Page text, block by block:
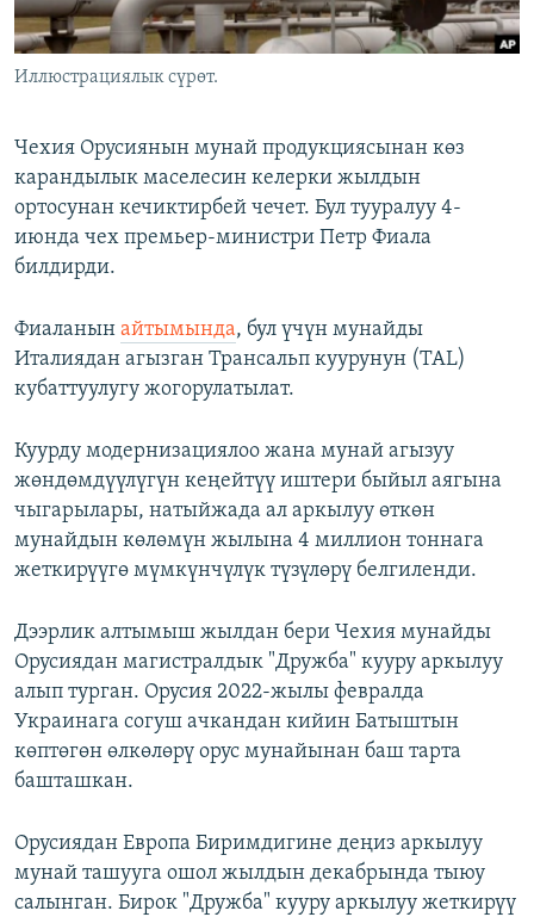
Иллюстрациялык сүрөт.
Чехия Орусиянын мунай продукциясынан көз
карандылык маселесин келерки жылдын
ортосунан кечиктирбей чечет. Бул тууралуу 4-
июнда чех премьер-министри Петр Фиала
билдирди.
Фиаланын айтымында, бул үчүн мунайды
Италиядан агызган Трансальп куурунун (TAL)
кубаттуулугу жогорулатылат.
Куурду модернизациялоо жана мунай агызуу
жөндөмдүүлүгүн кеңейтүү иштери быйыл аягына
чыгарылары, натыйжада ал аркылуу өткөн
мунайдын көлөмүн жылына 4 миллион тоннага
жеткирүүгө мүмкүнчүлүк түзүлөрү белгиленди.
Дээрлик алтымыш жылдан бери Чехия мунайды
Орусиядан магистралдык "Дружба" кууру аркылуу
алып турган. Орусия 2022-жылы февралда
Украинага согуш ачкандан кийин Батыштын
көптөгөн өлкөлөрү орус мунайынан баш тарта
башташкан.
Орусиядан Европа Биримдигине деңиз аркылуу
мунай ташууга ошол жылдын декабрында тыюу
салынган. Бирок "Дружба" кууру аркылуу жеткирүү